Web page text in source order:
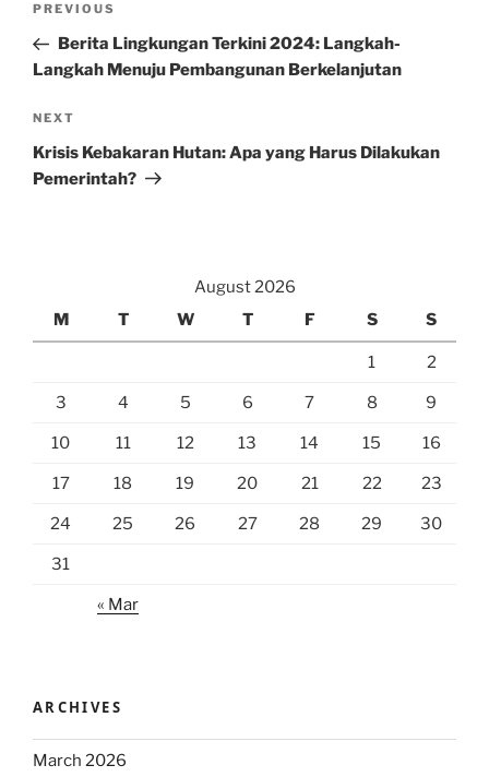
Previous
Post
PREVIOUS
Berita Lingkungan Terkini 2024: Langkah-
Langkah Menuju Pembangunan Berkelanjutan
Next
Post
NEXT
Krisis Kebakaran Hutan: Apa yang Harus Dilakukan
Pemerintah?
August 2026
M
T W T F S S
1 2
3 4 5 6 7 8 9
10 11 12 13 14 15 16
17 18 19 20 21 22 23
24 25 26 27 28 29 30
31
« Mar
ARCHIVES
March 2026